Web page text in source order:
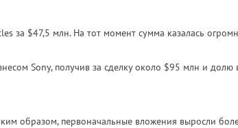
за $47,5 млн. На тот момент сумма казалась
Sony, получив за сделку около $95 млн и долю
образом, первоначальные вложения выросли